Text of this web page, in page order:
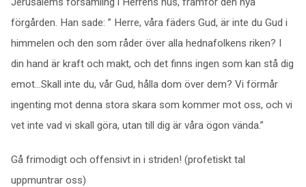
förgården. Han sade: ” Herre, våra fäders Gud, är inte du Gud i
himmelen och den som råder över alla hednafolkens riken? I
din hand är kraft och makt, och det finns ingen som kan stå dig
emot…Skall inte du, vår Gud, hålla dom över dem? Vi förmår
ingenting mot denna stora skara som kommer mot oss, och vi
vet inte vad vi skall göra, utan till dig är våra ögon vända.”
Gå frimodigt och offensivt in i striden! (profetiskt tal
uppmuntrar oss)